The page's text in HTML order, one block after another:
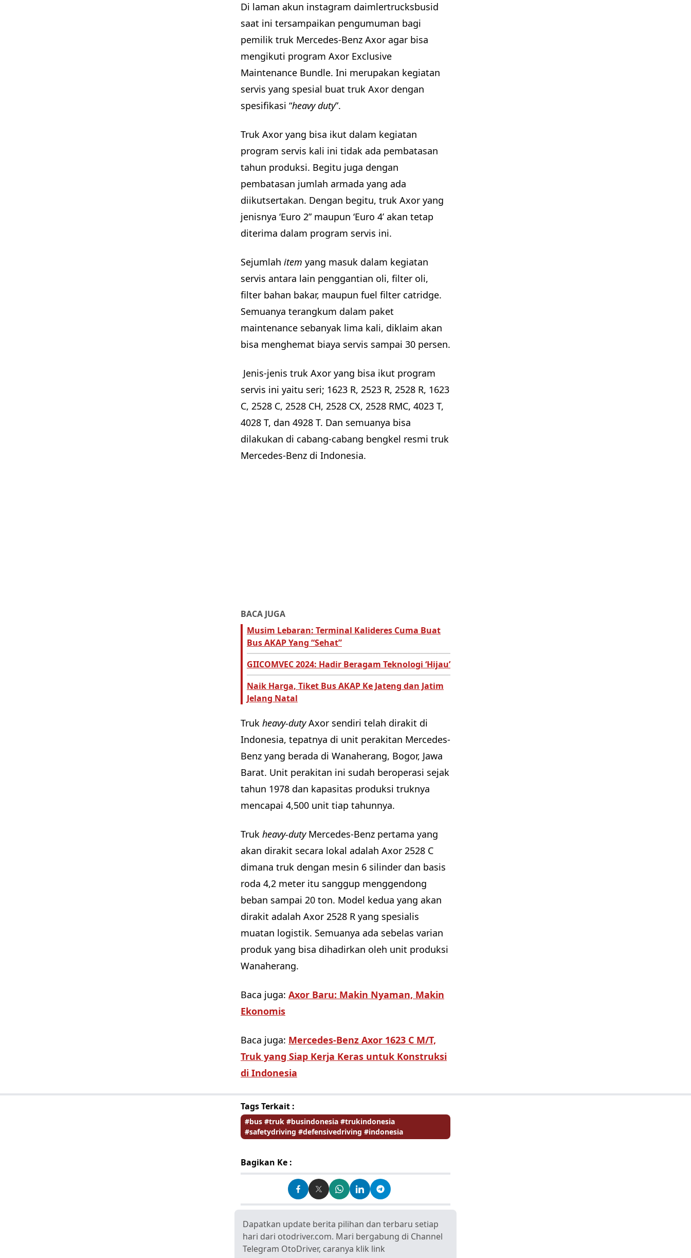
Di laman akun instagram daimlertrucksbusid
saat ini tersampaikan pengumuman bagi
pemilik truk Mercedes-Benz Axor agar bisa
mengikuti program Axor Exclusive
Maintenance Bundle. Ini merupakan kegiatan
servis yang spesial buat truk Axor dengan
spesifikasi “heavy duty”.
Truk Axor yang bisa ikut dalam kegiatan
program servis kali ini tidak ada pembatasan
tahun produksi. Begitu juga dengan
pembatasan jumlah armada yang ada
diikutsertakan. Dengan begitu, truk Axor yang
jenisnya ‘Euro 2” maupun ‘Euro 4’ akan tetap
diterima dalam program servis ini.
Sejumlah item yang masuk dalam kegiatan
servis antara lain penggantian oli, filter oli,
filter bahan bakar, maupun fuel filter catridge.
Semuanya terangkum dalam paket
maintenance sebanyak lima kali, diklaim akan
bisa menghemat biaya servis sampai 30 persen.
Jenis-jenis truk Axor yang bisa ikut program
servis ini yaitu seri; 1623 R, 2523 R, 2528 R, 1623
C, 2528 C, 2528 CH, 2528 CX, 2528 RMC, 4023 T,
4028 T, dan 4928 T. Dan semuanya bisa
dilakukan di cabang-cabang bengkel resmi truk
Mercedes-Benz di Indonesia.
BACA JUGA
Musim Lebaran: Terminal Kalideres Cuma Buat
Bus AKAP Yang “Sehat”
GIICOMVEC 2024: Hadir Beragam Teknologi ‘Hijau’
Naik Harga, Tiket Bus AKAP Ke Jateng dan Jatim
Jelang Natal
Truk heavy-dutyAxor sendiri telah dirakit di
Indonesia, tepatnya di unit perakitan Mercedes-
Benz yang berada di Wanaherang, Bogor, Jawa
Barat. Unit perakitan ini sudah beroperasi sejak
tahun 1978 dan kapasitas produksi truknya
mencapai 4,500 unit tiap tahunnya.
Truk heavy-duty Mercedes-Benz pertama yang
akan dirakit secara lokal adalah Axor 2528 C
dimana truk dengan mesin 6 silinder dan basis
roda 4,2 meter itu sanggup menggendong
beban sampai 20 ton. Model kedua yang akan
dirakit adalah Axor 2528 R yang spesialis
muatan logistik. Semuanya ada sebelas varian
produk yang bisa dihadirkan oleh unit produksi
Wanaherang.
Baca juga: Axor Baru: Makin Nyaman, Makin
Ekonomis
Baca juga: Mercedes-Benz Axor 1623 C M/T,
Truk yang Siap Kerja Keras untuk Konstruksi
di Indonesia
Tags Terkait :
#bus #truk #busindonesia #trukindonesia
#safetydriving #defensivedriving #indonesia
Bagikan Ke :
Dapatkan update berita pilihan dan terbaru setiap
hari dari otodriver.com. Mari bergabung di Channel
Telegram OtoDriver, caranya klik link